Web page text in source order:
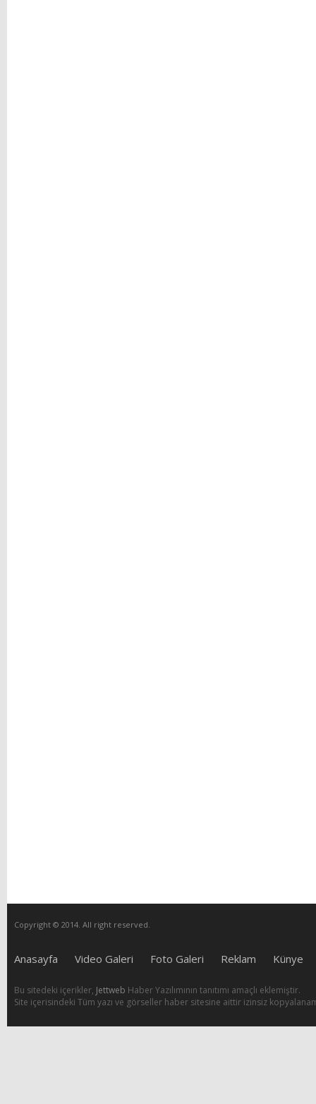
Copyright © 2014. All right reserved.
Anasayfa Video Galeri Foto Galeri Reklam Künye
Bu sitedeki içerikler, Jettweb Haber Yazılımının tanıtımı amaçlı eklemiştir.
Site içerisindeki Tüm yazı ve görseller haber sitesine aittir izinsiz